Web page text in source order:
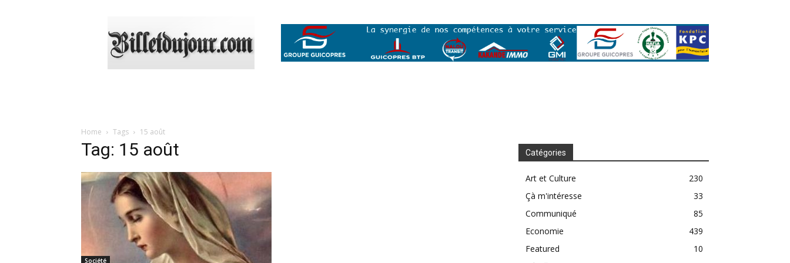
Home Tags 15 août
Tag: 15 août
Société
Catégories
Art et Culture
230
Çà m'intéresse
33
Communiqué
85
Economie
439
Featured
10